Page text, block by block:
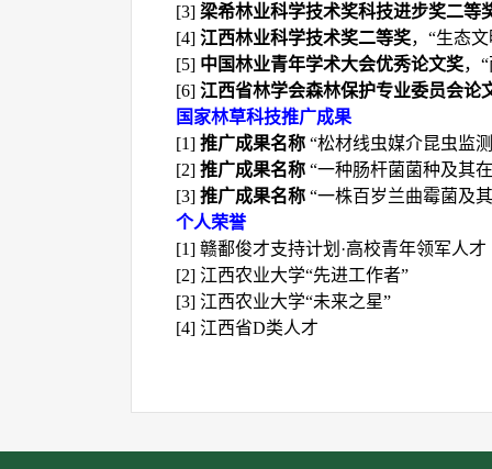
[3] 梁希林业科学技术奖科技进步奖二等
[4] 江西林业科学技术奖二等奖， “生态
[5] 中国林业青年学术大会优秀论文奖， “
[6] 江西省林学会森林保护专业委员会论
国家林草科技推广成果
[1] 推广成果名称 “松材线虫媒介昆虫监
[2] 推广成果名称 “一种肠杆菌菌种及其
[3] 推广成果名称 “一株百岁兰曲霉菌及
个人荣誉
[1] 赣鄱俊才支持计划 ·高校青年领军人才
[2] 江西农业大学“先进工作者”
[3] 江西农业大学“未来之星”
[4] 江西省D类人才